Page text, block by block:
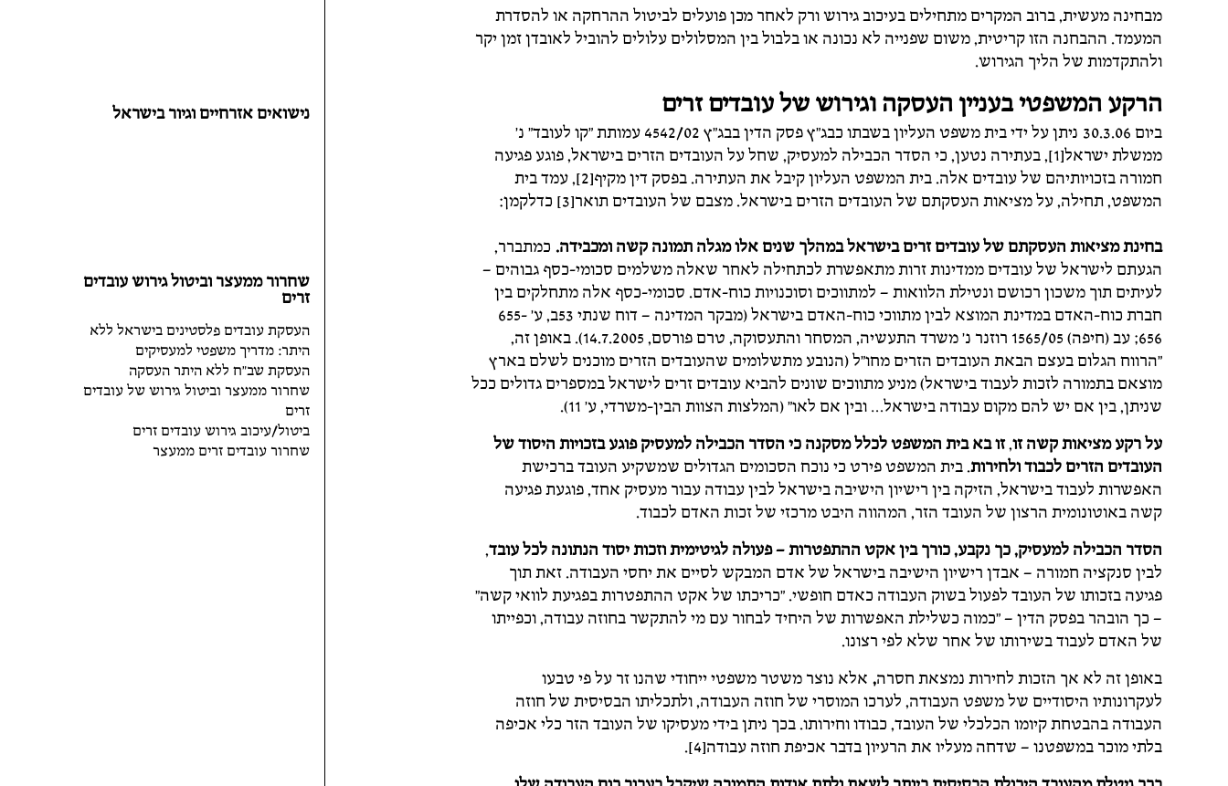
מבחינה מעשית, ברוב המקרים מתחילים בעיכוב גירוש ורק לאחר מכן פועלים לביטול ההרחקה או להסדרת
המעמד. ההבחנה הזו קריטית, משום שפנייה לא נכונה או בלבול בין המסלולים עלולים להוביל לאובדן זמן יקר
ולהתקדמות של הליך הגירוש.
הרקע המשפטי בעניין העסקה וגירוש של עובדים זרים
ביום 30.3.06 ניתן על ידי בית משפט העליון בשבתו כבג"ץ פסק הדין בבג"ץ 4542/02 עמותת "קו לעובד" נ'
ממשלת ישראל[1], בעתירה נטען, כי הסדר הכבילה למעסיק, שחל על העובדים הזרים בישראל, פוגע פגיעה
חמורה בזכויותיהם של עובדים אלה. בית המשפט העליון קיבל את העתירה. בפסק דין מקיף[2], עמד בית
המשפט, תחילה, על מציאות העסקתם של העובדים הזרים בישראל. מצבם של העובדים תואר[3] כדלקמן:
בחינת מציאות העסקתם של עובדים זרים בישראל במהלך שנים אלו מגלה תמונה קשה ומכבידה. כמתברר,
הגעתם לישראל של עובדים ממדינות זרות מתאפשרת לכתחילה לאחר שאלה משלמים סכומי-כסף גבוהים –
לעיתים תוך משכון רכושם ונטילת הלוואות – למתווכים וסוכנויות כוח-אדם. סכומי-כסף אלה מתחלקים בין
חברת כוח-האדם במדינת המוצא לבין מתווכי כוח-האדם בישראל (מבקר המדינה – דוח שנתי 53ב, ע' 655-
656; עב (חיפה) 1565/05 רוזנר נ' משרד התעשיה, המסחר והתעסוקה, טרם פורסם, 14.7.2005). באופן זה,
"הרווח הגלום בעצם הבאת העובדים הזרים מחו"ל (הנובע מתשלומים שהעובדים הזרים מוכנים לשלם בארץ
מוצאם בתמורה לזכות לעבוד בישראל) מניע מתווכים שונים להביא עובדים זרים לישראל במספרים גדולים ככל
שניתן, בין אם יש להם מקום עבודה בישראל… ובין אם לאו" (המלצות הצוות הבין-משרדי, ע' 11).
על רקע מציאות קשה זו,זו בא בית המשפט לכלל מסקנה כי הסדר הכבילה למעסיק פוגע בזכויות היסוד של
העובדים הזרים לכבוד ולחירות. בית המשפט פירט כי נוכח הסכומים הגדולים שמשקיע העובד ברכישת
האפשרות לעבוד בישראל, הזיקה בין רישיון הישיבה בישראל לבין עבודה עבור מעסיק אחד, פוגעת פגיעה
קשה באוטונומית הרצון של העובד הזר, המהווה היבט מרכזי של זכות האדם לכבוד.
הסדר הכבילה למעסיק, כך נקבע, כורך בין אקט ההתפטרות – פעולה לגיטימית וזכות יסוד הנתונה לכל עובד,
לבין סנקציה חמורה – אבדן רישיון הישיבה בישראל של אדם המבקש לסיים את יחסי העבודה. זאת תוך
פגיעה בזכותו של העובד לפעול בשוק העבודה כאדם חופשי. "כריכתו של אקט ההתפטרות בפגיעת לוואי קשה"
– כך הובהר בפסק הדין – "כמוה כשלילת האפשרות של היחיד לבחור עם מי להתקשר בחוזה עבודה, וכפייתו
של האדם לעבוד בשירותו של אחר שלא לפי רצונו.
באופן זה לא אך הזכות לחירות נמצאת חסרה, אלא נוצר משטר משפטי ייחודי שהנו זר על פי טבעו
לעקרונותיו היסודיים של משפט העבודה, לערכו המוסרי של חוזה העבודה, ולתכליתו הבסיסית של חוזה
העבודה בהבטחת קיומו הכלכלי של העובד, כבודו וחירותו. בכך ניתן בידי מעסיקו של העובד הזר כלי אכיפה
בלתי מוכר במשפטנו – שדחה מעליו את הרעיון בדבר אכיפת חוזה עבודה[4].
נישואים אזרחיים וגיור בישראל
שחרור ממעצר וביטול גירוש עובדים
זרים
העסקת עובדים פלסטינים בישראל ללא
היתר: מדריך משפטי למעסיקים
העסקת שב"ח ללא היתר העסקה
שחרור ממעצר וביטול גירוש של עובדים
זרים
ביטול/עיכוב גירוש עובדים זרים
שחרור עובדים זרים ממעצר